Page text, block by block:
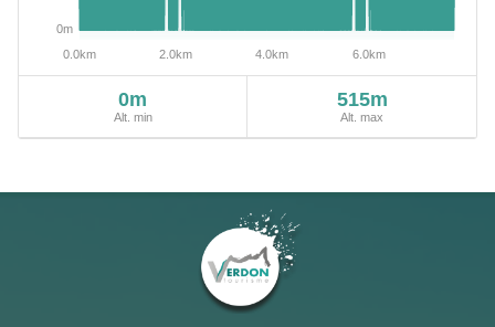
0m
Alt. min
515m
Alt. max